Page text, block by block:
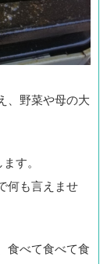
、野菜や母の大
す。
何も言えませ
食べて食べて食